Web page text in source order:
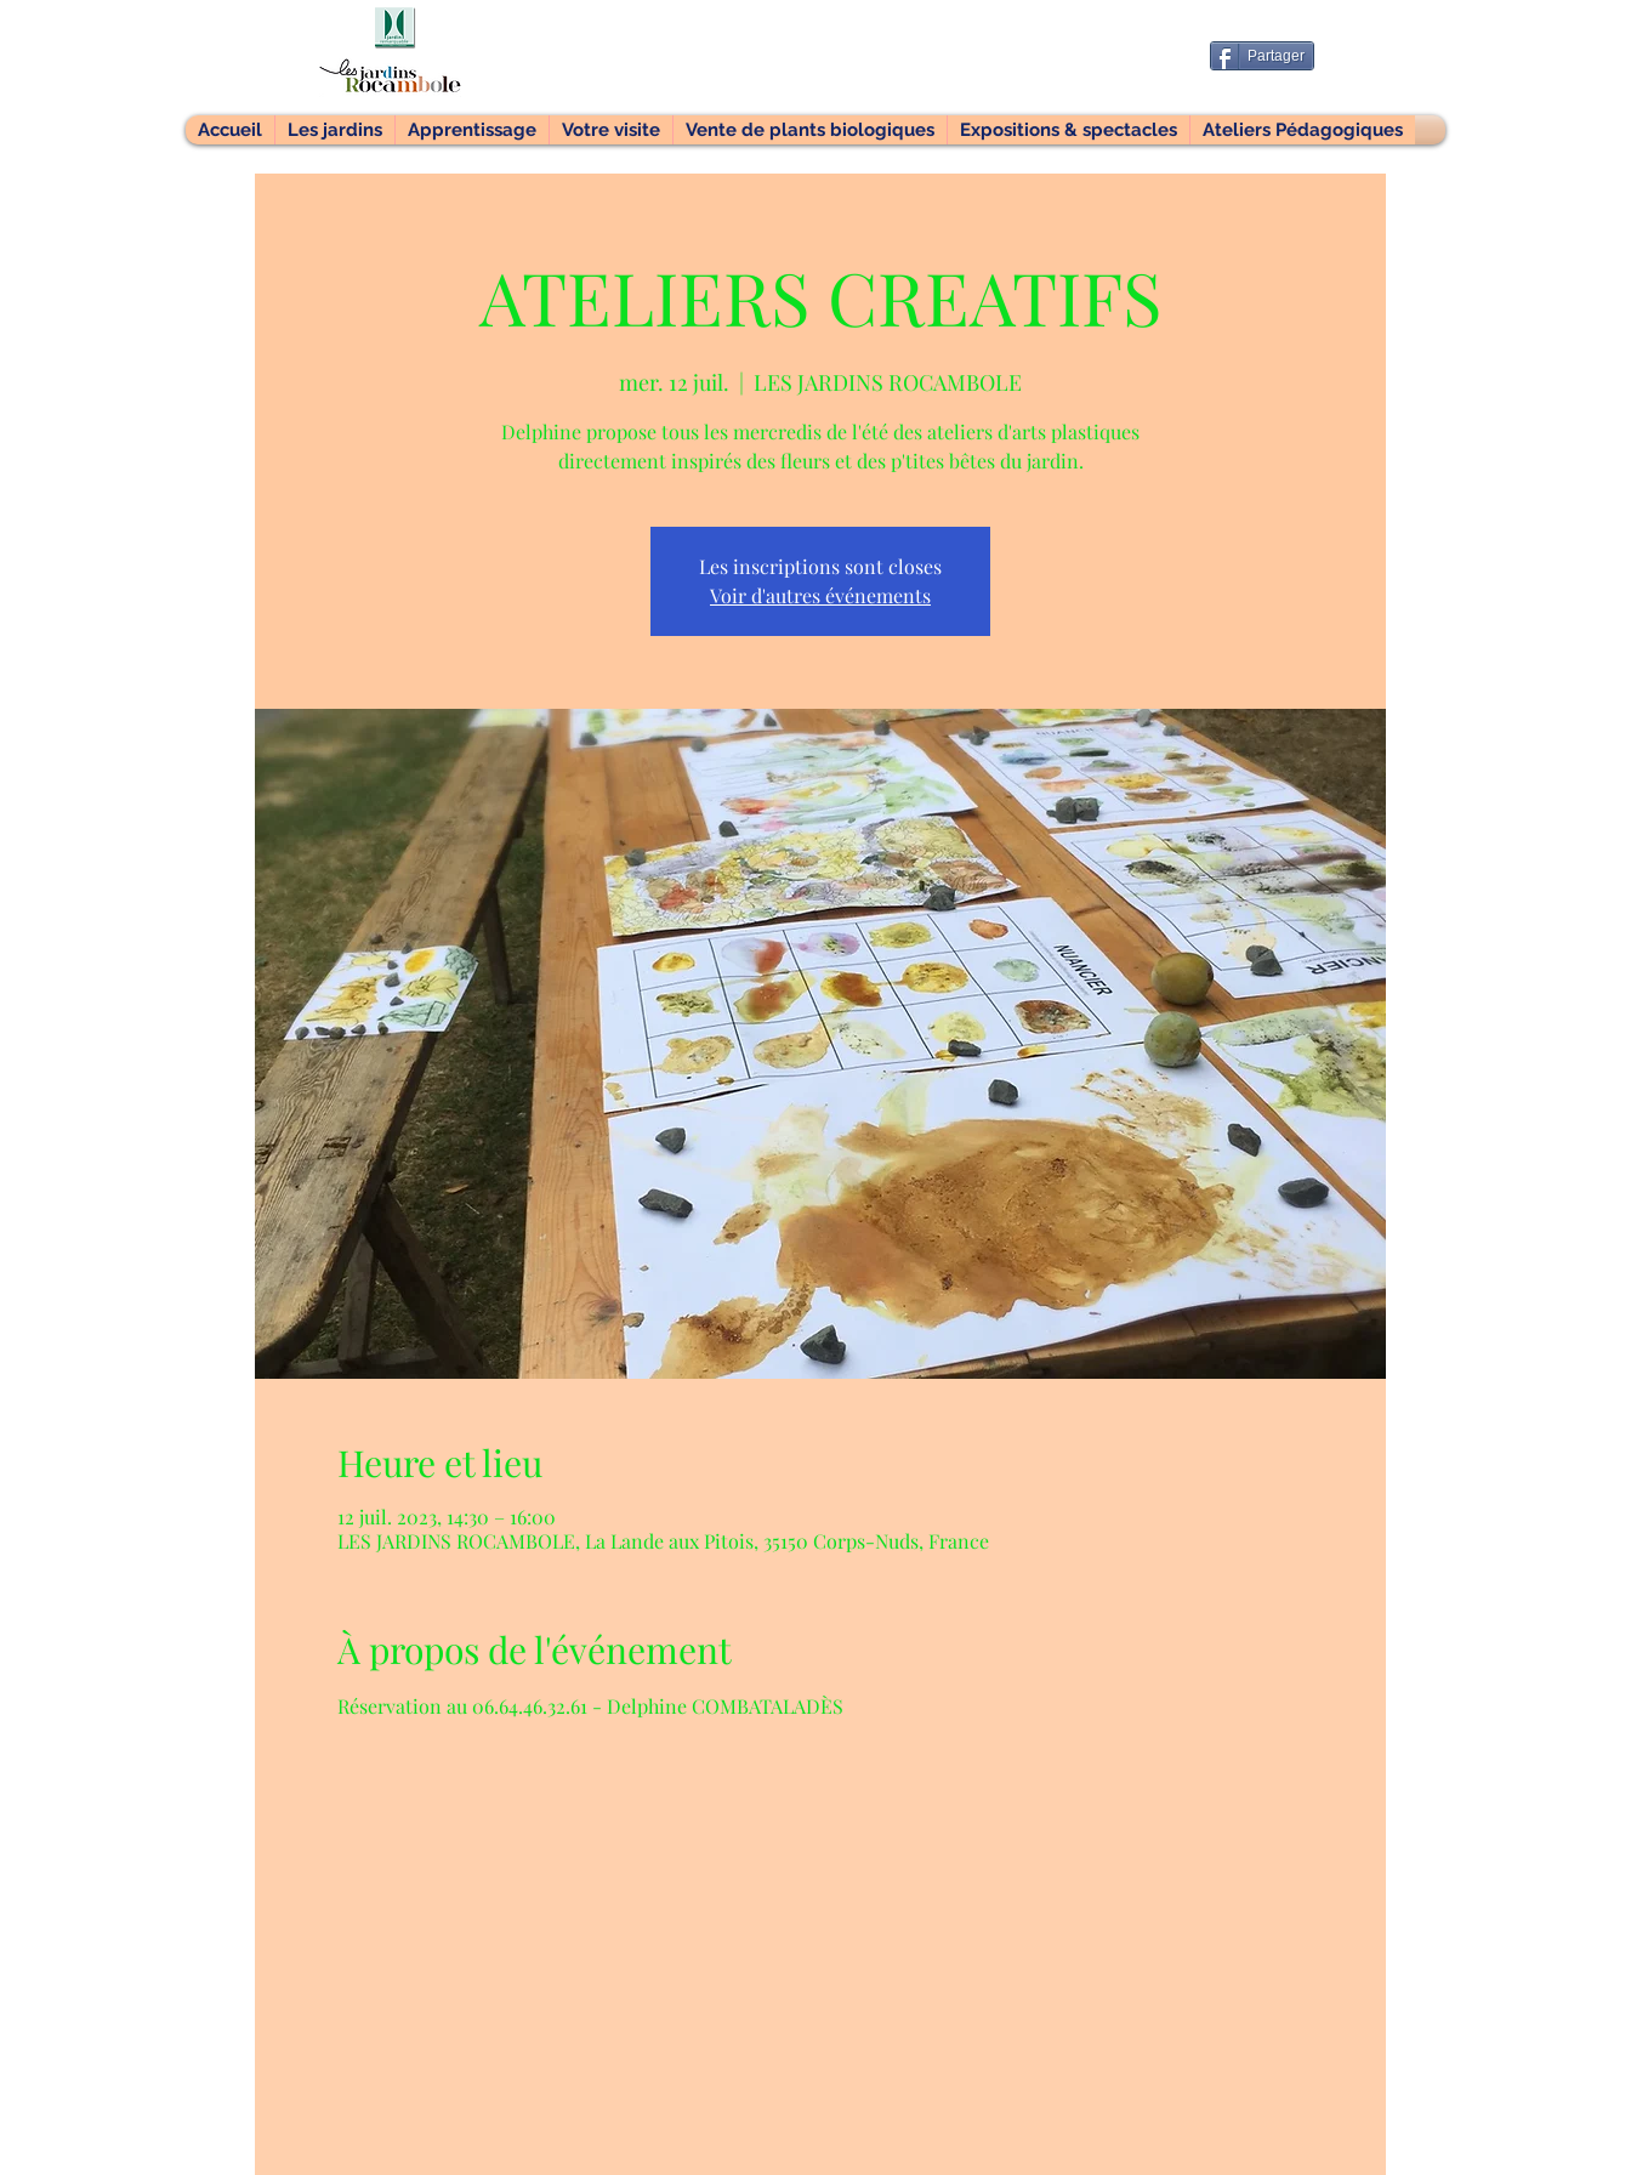
Partager
Accueil Les jardins Apprentissage Votre visite Vente de plants biologiques Expositions & spectacles Ateliers Pédagogiques
ATELIERS CREATIFS
mer. 12 juil.
  |
LES JARDINS ROCAMBOLE
Delphine propose tous les mercredis de l'été des ateliers d'arts plastiques
directement inspirés des fleurs et des p'tites bêtes du jardin.
Les inscriptions sont closes
Voir d'autres événements
Heure et lieu
12 juil. 2023, 14:30 – 16:00
LES JARDINS ROCAMBOLE, La Lande aux Pitois, 35150 Corps-Nuds, France
À propos de l'événement
Réservation au 06.64.46.32.61 - Delphine COMBATALADÈS